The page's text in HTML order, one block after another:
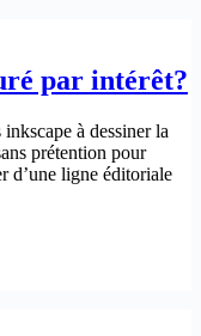
par intérêt?
à dessiner la
prétention pour
d’une ligne éditoriale